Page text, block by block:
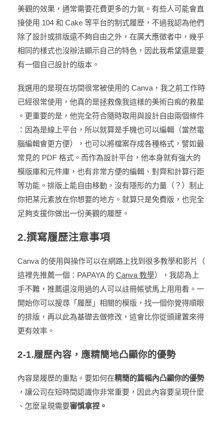
美觀的效果，通常需要花費更多的力氣。有些人可能會直
接使用 104 和 Cake 等平台的制式履歷，不過我認為他們
除了設計或排版還不夠自由之外，在廣大應徵者中，幾乎
相同的樣式也沒辦法顯示自己的特色，因此我希望還是要
有一個自己設計的版本。
我選用的是現在坊間很常被使用的 Canva，我之前工作時
已經很常使用，他真的是拯救像我這樣的美術白痴的救星
。更重要的是，他完全符合隨時取用與設計自由兩個條件
：因為是線上平台，所以就算是手機也可以編輯（當然電
腦編輯會更方便），也可以將檔案存成各種格式，譬如最
常見的 PDF 格式。而作為設計平台，他本身就有強大的
模版庫和元件庫，也有非常方便的編輯、對齊和計算行距
等功能。排版上能自由移動，沒有隱形的力量（？）制止
你把某元素放在你想要的地方。就算只是免費版，也完全
足夠支援你做出一份美觀的履歷。
2.撰寫履歷注意事項
Canva 的使用與操作可以在網路上找到很多教學和影片（
這裡先推薦一個：PAPAYA 的 Canva 教學），我認為上
手不難，推薦還沒用過的人可以註冊帳號馬上用用看。一
開始你可以搜尋「履歷」相關的模版，找一個你覺得順眼
的排版，再以此為基礎去做修改，這會比你從頭建置來得
更有效率。
2-1.履歷內容，應精簡地凸顯你的優勢
內容是履歷的重點。要如何在精簡的篇幅內凸顯你的優勢
，讓公司在短時間認識你非常重要，因此內容要呈現什麼
、怎麼呈現需要審慎拿捏。